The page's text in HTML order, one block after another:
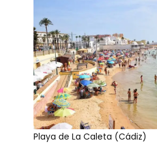
Playa de La Caleta (Cádiz)